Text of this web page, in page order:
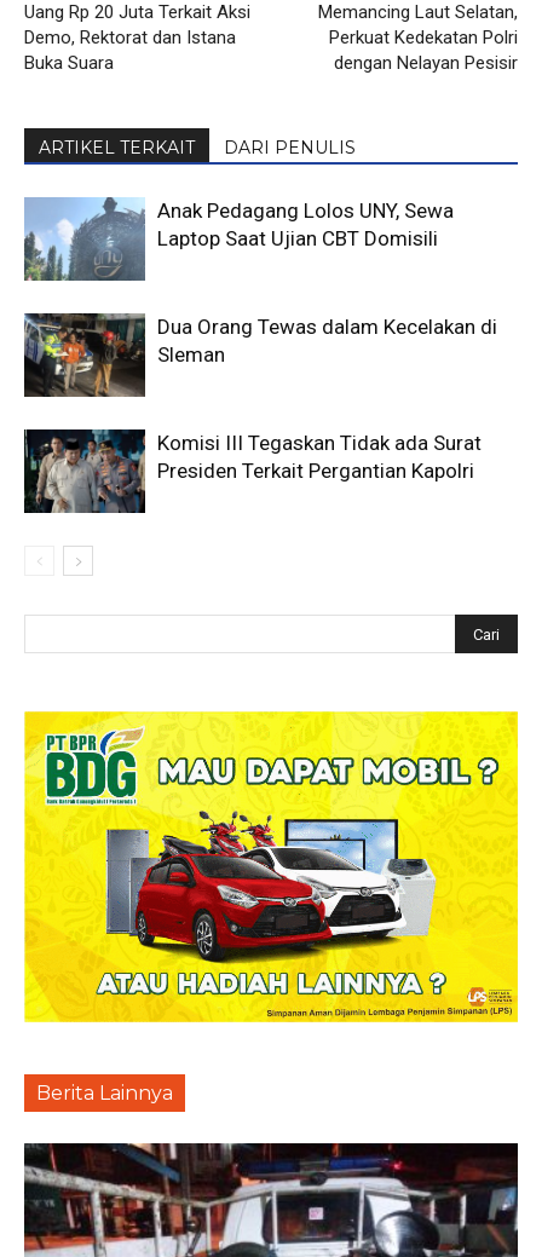
Uang Rp 20 Juta Terkait Aksi
Demo, Rektorat dan Istana
Buka Suara
Memancing Laut Selatan,
Perkuat Kedekatan Polri
dengan Nelayan Pesisir
ARTIKEL TERKAIT DARI PENULIS
Anak Pedagang Lolos UNY, Sewa
Laptop Saat Ujian CBT Domisili
Dua Orang Tewas dalam Kecelakan di
Sleman
Komisi III Tegaskan Tidak ada Surat
Presiden Terkait Pergantian Kapolri
Berita Lainnya